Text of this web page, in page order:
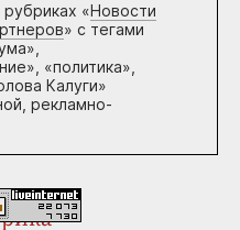
«Новости
» с тегами
«политика»,
Калуги»
рекламно-